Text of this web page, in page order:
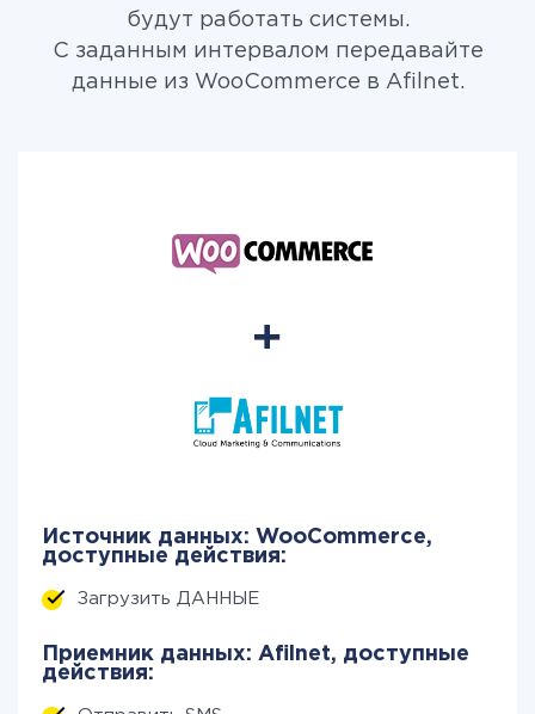
будут работать системы.
С заданным интервалом передавайте
данные из WooCommerce в Afilnet.
Источник данных: WooCommerce,
доступные действия:
Загрузить ДАННЫЕ
Приемник данных: Afilnet, доступные
действия: